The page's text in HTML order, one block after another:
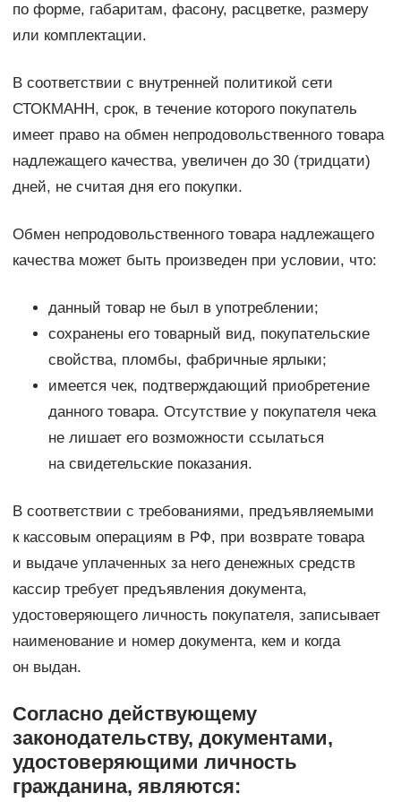
по форме, габаритам, фасону, расцветке, размеру
или комплектации.
В соответствии с внутренней политикой сети
СТОКМАНН, срок, в течение которого покупатель
имеет право на обмен непродовольственного товара
надлежащего качества, увеличен до 30 (тридцати)
дней, не считая дня его покупки.
Обмен непродовольственного товара надлежащего
качества может быть произведен при условии, что:
данный товар не был в употреблении;
сохранены его товарный вид, покупательские
свойства, пломбы, фабричные ярлыки;
имеется чек, подтверждающий приобретение
данного товара. Отсутствие у покупателя чека
не лишает его возможности ссылаться
на свидетельские показания.
В соответствии с требованиями, предъявляемыми
к кассовым операциям в РФ, при возврате товара
и выдаче уплаченных за него денежных средств
кассир требует предъявления документа,
удостоверяющего личность покупателя, записывает
наименование и номер документа, кем и когда
он выдан.
Согласно действующему
законодательству, документами,
удостоверяющими личность
гражданина, являются: